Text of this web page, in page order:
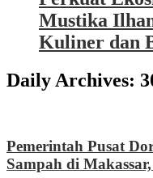
Mustika
Kuliner dan
Daily Archives:
Pemerintah Pusat
Sampah di